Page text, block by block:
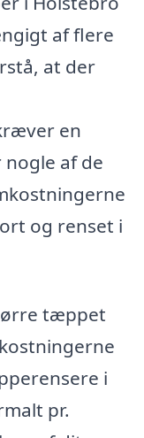
af flere
at der
en
af de
og renset i
tæppet
i
pr.